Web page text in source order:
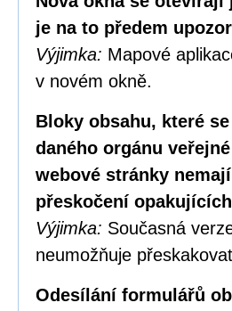
je na to předem
Výjimka: Mapové
v novém okně.
Bloky obsahu, které
daného orgánu
webové stránky
přeskočení
Výjimka: Současná
neumožňuje
Odesílání formulářů